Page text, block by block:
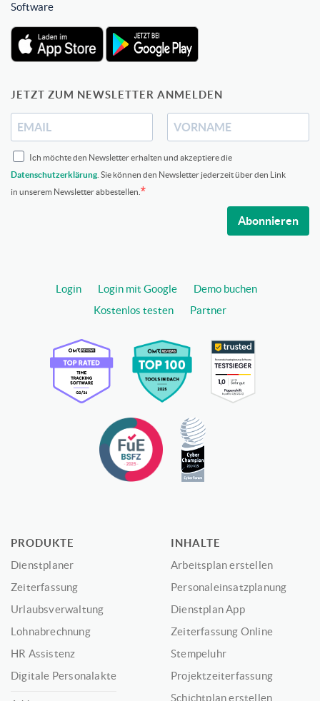
Software
JETZT ZUM NEWSLETTER ANMELDEN
Ich möchte den Newsletter erhalten und akzeptiere die
Datenschutzerklärung . Sie können den Newsletter jederzeit über den Link
in unserem Newsletter abbestellen.
Abonnieren
Login Login mit Google
Demo buchen
Kostenlos testen
Partner
PRODUKTE
Dienstplaner
Zeiterfassung
Urlaubsverwaltung
Lohnabrechnung
HR Assistenz
Digitale Personalakte
INHALTE
Arbeitsplan erstellen
Personaleinsatzplanung
Dienstplan App
Zeiterfassung Online
Stempeluhr
Projektzeiterfassung
Schichtplan erstellen